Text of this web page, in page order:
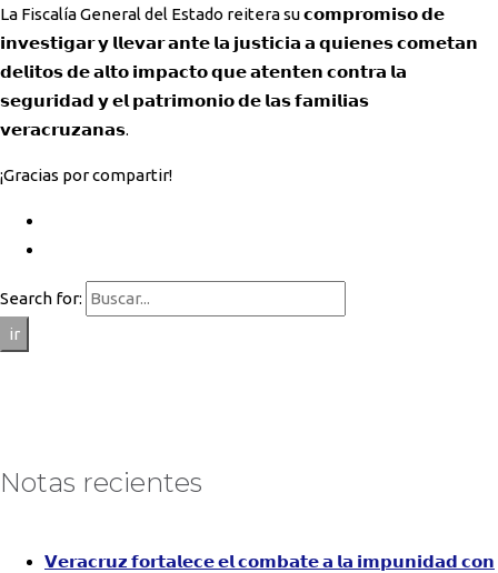
La Fiscalía General del Estado reitera su 𝗰𝗼𝗺𝗽𝗿𝗼𝗺𝗶𝘀𝗼 𝗱𝗲
𝗶𝗻𝘃𝗲𝘀𝘁𝗶𝗴𝗮𝗿 𝘆 𝗹𝗹𝗲𝘃𝗮𝗿 𝗮𝗻𝘁𝗲 𝗹𝗮 𝗷𝘂𝘀𝘁𝗶𝗰𝗶𝗮 𝗮 𝗾𝘂𝗶𝗲𝗻𝗲𝘀 𝗰𝗼𝗺𝗲𝘁𝗮𝗻
𝗱𝗲𝗹𝗶𝘁𝗼𝘀 𝗱𝗲 𝗮𝗹𝘁𝗼 𝗶𝗺𝗽𝗮𝗰𝘁𝗼 𝗾𝘂𝗲 𝗮𝘁𝗲𝗻𝘁𝗲𝗻 𝗰𝗼𝗻𝘁𝗿𝗮 𝗹𝗮
𝘀𝗲𝗴𝘂𝗿𝗶𝗱𝗮𝗱 𝘆 𝗲𝗹 𝗽𝗮𝘁𝗿𝗶𝗺𝗼𝗻𝗶𝗼 𝗱𝗲 𝗹𝗮𝘀 𝗳𝗮𝗺𝗶𝗹𝗶𝗮𝘀
𝘃𝗲𝗿𝗮𝗰𝗿𝘂𝘇𝗮𝗻𝗮𝘀.
¡Gracias por compartir!
Search for:
ir
Notas recientes
𝗩𝗲𝗿𝗮𝗰𝗿𝘂𝘇 𝗳𝗼𝗿𝘁𝗮𝗹𝗲𝗰𝗲 𝗲𝗹 𝗰𝗼𝗺𝗯𝗮𝘁𝗲 𝗮 𝗹𝗮 𝗶𝗺𝗽𝘂𝗻𝗶𝗱𝗮𝗱 𝗰𝗼𝗻